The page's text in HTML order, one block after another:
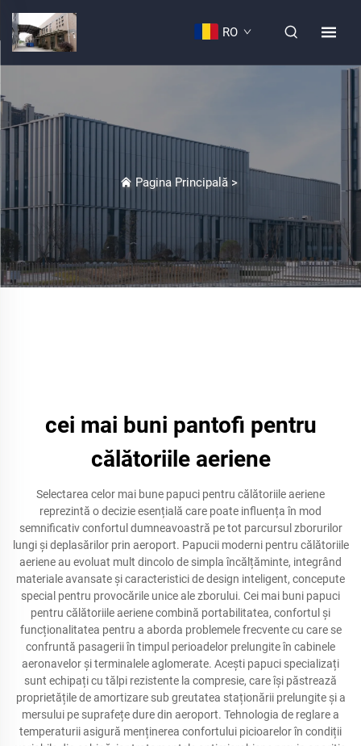
RO
Pagina Principală >
cei mai buni pantofi pentru
călătoriile aeriene
Selectarea celor mai bune papuci pentru călătoriile aeriene
reprezintă o decizie esențială care poate influența în mod
semnificativ confortul dumneavoastră pe tot parcursul zborurilor
lungi și deplasărilor prin aeroport. Papucii moderni pentru călătoriile
aeriene au evoluat mult dincolo de simpla încălțăminte, integrând
materiale avansate și caracteristici de design inteligent, concepute
special pentru provocările unice ale zborului. Cei mai buni papuci
pentru călătoriile aeriene combină portabilitatea, confortul și
funcționalitatea pentru a aborda problemele frecvente cu care se
confruntă pasagerii în timpul perioadelor prelungite în cabinele
aeronavelor și terminalele aglomerate. Acești papuci specializați
sunt echipați cu tălpi rezistente la compresie, care își păstrează
proprietățile de amortizare sub greutatea staționării prelungite și a
mersului pe suprafețe dure din aeroport. Tehnologia de reglare a
temperaturii asigură menținerea confortului picioarelor în condiții